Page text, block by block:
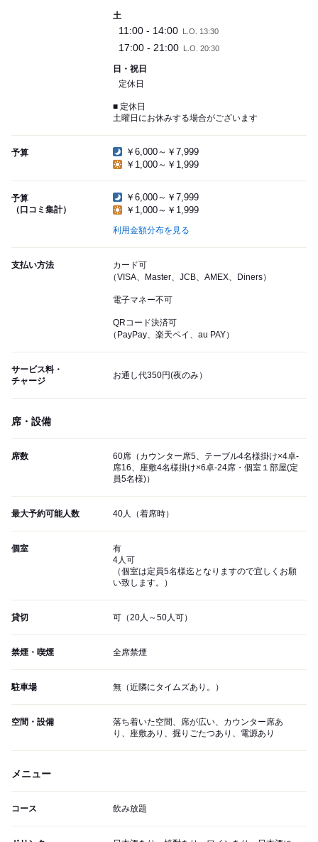
土
11:00 - 14:00 L.O. 13:30
17:00 - 21:00 L.O. 20:30
日・祝日
定休日
■ 定休日
土曜日にお休みする場合がございます
予算
￥6,000～￥7,999
￥1,000～￥1,999
予算
（口コミ集計）
￥6,000～￥7,999
￥1,000～￥1,999
利用金額分布を見る
支払い方法
カード可
（VISA、Master、JCB、AMEX、Diners）
電子マネー不可
QRコード決済可
（PayPay、楽天ペイ、au PAY）
サービス料・
チャージ
お通し代350円(夜のみ）
席・設備
席数
60席（カウンター席5、テーブル4名様掛け×4卓-
席16、座敷4名様掛け×6卓-24席・個室１部屋(定
員5名様)）
最大予約可能人数 40人（着席時）
個室
有
4人可
（個室は定員5名様迄となりますので宜しくお願
い致します。）
貸切 可（20人～50人可）
禁煙・喫煙 全席禁煙
駐車場 無（近隣にタイムズあり。）
空間・設備
落ち着いた空間、席が広い、カウンター席あ
り、座敷あり、掘りごたつあり、電源あり
メニュー
コース 飲み放題